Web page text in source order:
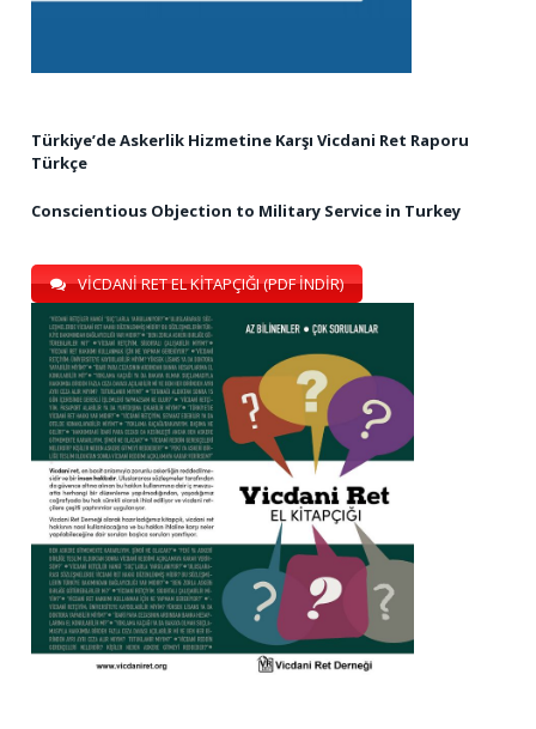
Türkiye’de Askerlik Hizmetine Karşı Vicdani Ret Raporu
Türkçe
Conscientious Objection to Military Service in Turkey
VİCDANİ RET EL KİTAPÇIĞI (PDF İNDİR)